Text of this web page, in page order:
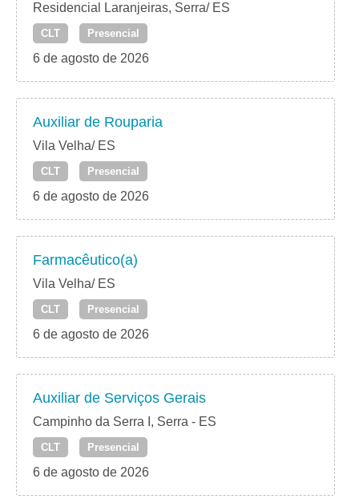
Residencial Laranjeiras, Serra/ ES
CLT Presencial
6 de agosto de 2026
Auxiliar de Rouparia
Vila Velha/ ES
CLT Presencial
6 de agosto de 2026
Farmacêutico(a)
Vila Velha/ ES
CLT Presencial
6 de agosto de 2026
Auxiliar de Serviços Gerais
Campinho da Serra I, Serra - ES
CLT Presencial
6 de agosto de 2026